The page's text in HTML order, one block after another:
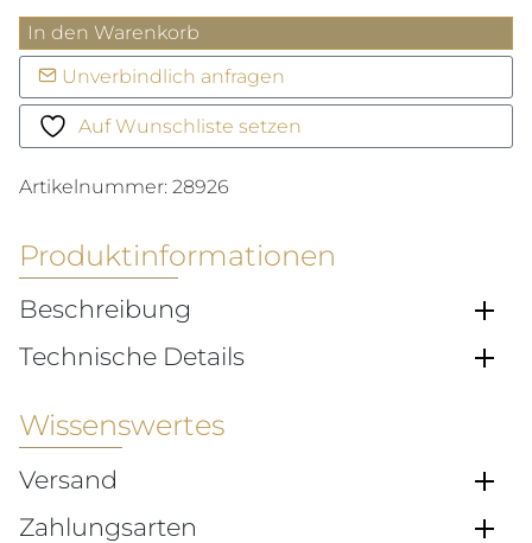
Desert
Rose
Ring
Menge
In den Warenkorb
Unverbindlich anfragen
Auf Wunschliste setzen
Artikelnummer: 28926
Produktinformationen
Beschreibung
Technische Details
Wissenswertes
Versand
Zahlungsarten